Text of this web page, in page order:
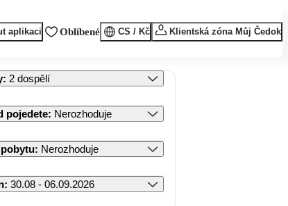
aplikaci Oblíbené CS / Kč Klientská zóna Můj Čedok
: 2 dospělí
pojedete: Nerozhoduje
: Nerozhoduje
: 30.08 - 06.09.2026